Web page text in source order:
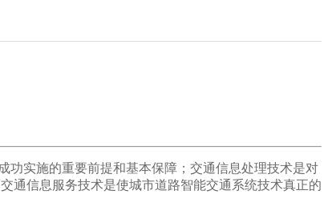
功实施的重要前提和基本保障；交通信息处理技术是对
通信息服务技术是使城市道路智能交通系统技术真正的